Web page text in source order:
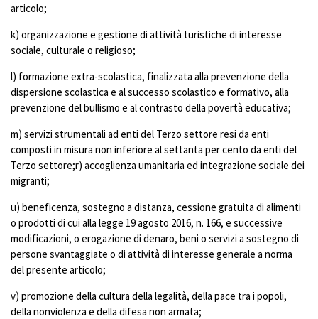
articolo;
k) organizzazione e gestione di attività turistiche di interesse
sociale, culturale o religioso;
l) formazione extra-scolastica, finalizzata alla prevenzione della
dispersione scolastica e al successo scolastico e formativo, alla
prevenzione del bullismo e al contrasto della povertà educativa;
m) servizi strumentali ad enti del Terzo settore resi da enti
composti in misura non inferiore al settanta per cento da enti del
Terzo settore;r) accoglienza umanitaria ed integrazione sociale dei
migranti;
u) beneficenza, sostegno a distanza, cessione gratuita di alimenti
o prodotti di cui alla legge 19 agosto 2016, n. 166, e successive
modificazioni, o erogazione di denaro, beni o servizi a sostegno di
persone svantaggiate o di attività di interesse generale a norma
del presente articolo;
v) promozione della cultura della legalità, della pace tra i popoli,
della nonviolenza e della difesa non armata;